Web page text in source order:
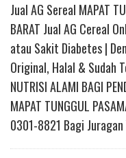
Jual AG Sereal MAPAT
BARAT Jual AG Cereal
atau Sakit Diabetes |
Original, Halal & Sudah
NUTRISI ALAMI BAGI
MAPAT TUNGGUL
0301-8821 Bagi